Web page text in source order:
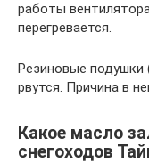
работы
перегревается.
Резиновые подушки
рвутся. Причина в
Какое масло
снегоходов